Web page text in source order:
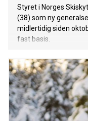
Styret i Norges
(38) som ny
midlertidig siden
fast basis.